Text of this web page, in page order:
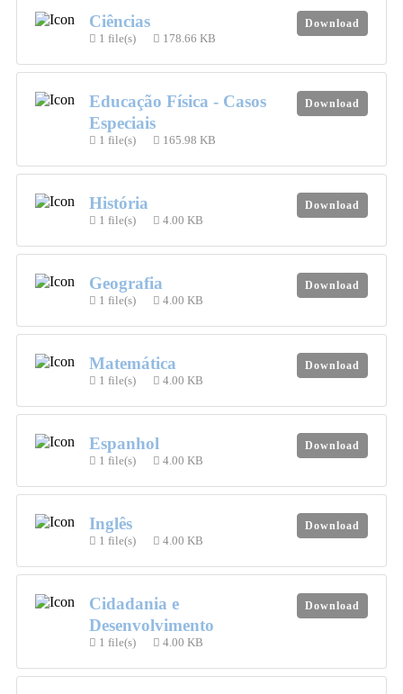
Ciências
1 file(s) 178.66 KB
Download
Educação Física - Casos
Especiais
1 file(s) 165.98 KB
Download
História
1 file(s) 4.00 KB
Download
Geografia
1 file(s) 4.00 KB
Download
Matemática
1 file(s) 4.00 KB
Download
Espanhol
1 file(s) 4.00 KB
Download
Inglês
1 file(s) 4.00 KB
Download
Cidadania e
Desenvolvimento
1 file(s) 4.00 KB
Download